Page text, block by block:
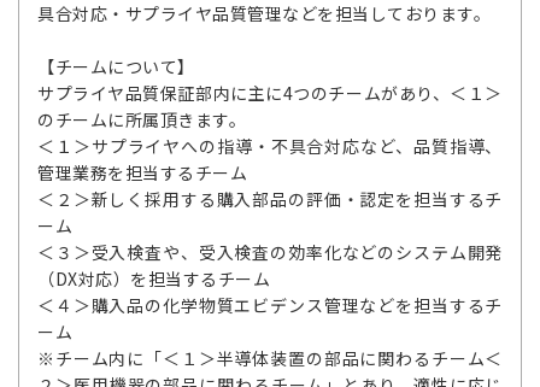
具合対応・サプライヤ品質管理などを担当しております。
【チームについて】
サプライヤ品質保証部内に主に4つのチームがあり、＜１＞
のチームに所属頂きます。
＜１＞サプライヤへの指導・不具合対応など、品質指導、
管理業務を担当するチーム
＜２＞新しく採用する購入部品の評価・認定を担当するチ
ーム
＜３＞受入検査や、受入検査の効率化などのシステム開発
（DX対応）を担当するチーム
＜４＞購入品の化学物質エビデンス管理などを担当するチ
ーム
※チーム内に「＜１＞半導体装置の部品に関わるチーム＜